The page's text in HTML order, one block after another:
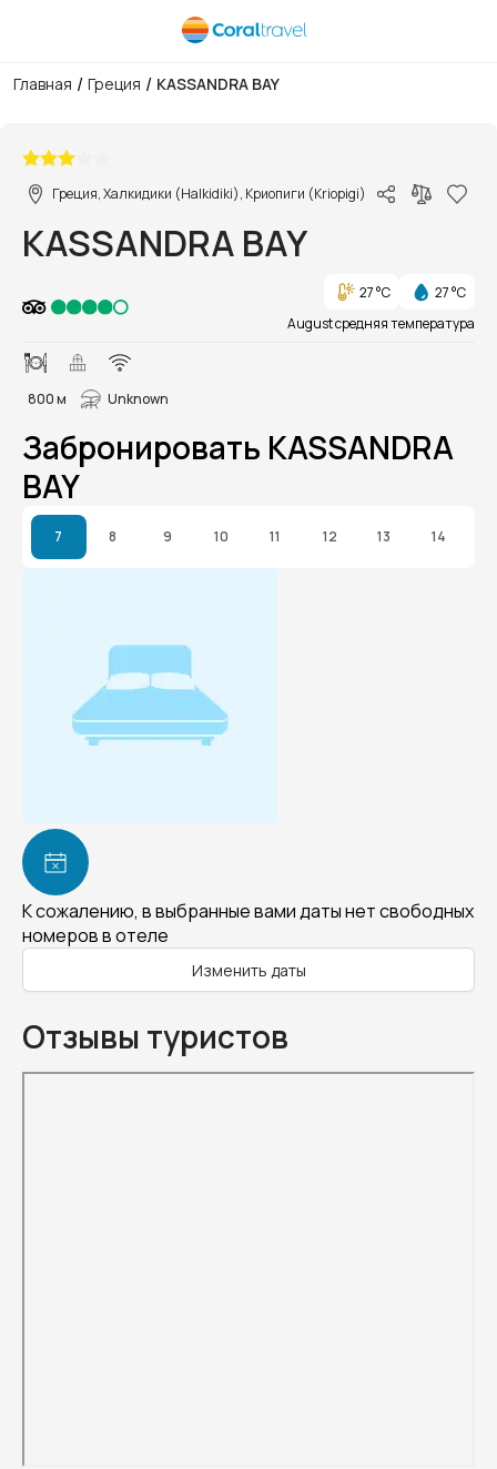
Главная / Греция / KASSANDRA BAY
Греция, Халкидики (Halkidiki), Криопиги (Kriopigi)
KASSANDRA BAY
27 °C
27 °C
August средняя температура
800 м Unknown
Забронировать KASSANDRA
BAY
7 8 9 10 11 12 13 14
К сожалению, в выбранные вами даты нет свободных
номеров в отеле
Изменить даты
Отзывы туристов